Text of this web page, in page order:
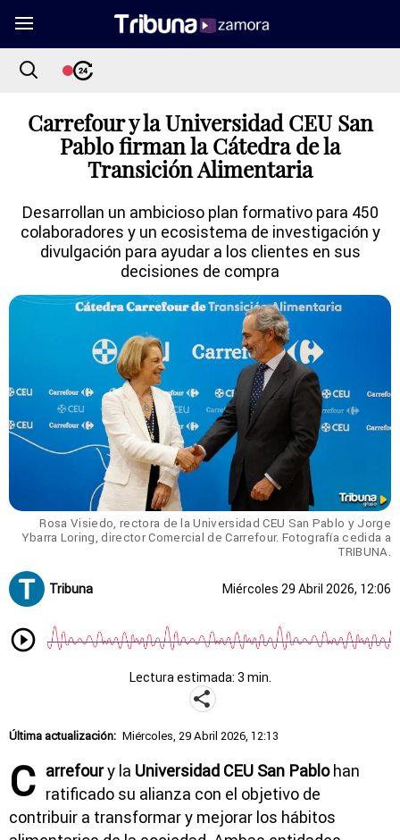
Carrefour y la Universidad CEU San
Pablo firman la Cátedra de la
Transición Alimentaria
Desarrollan un ambicioso plan formativo para 450
colaboradores y un ecosistema de investigación y
divulgación para ayudar a los clientes en sus
decisiones de compra
Rosa Visiedo, rectora de la Universidad CEU San Pablo y Jorge
Ybarra Loring, director Comercial de Carrefour. Fotografía cedida a
TRIBUNA.
Tribuna Miércoles 29 Abril 2026, 12:06
Lectura estimada: 3 min.
Última actualización: Miércoles, 29 Abril 2026, 12:13
C arrefoury la Universidad CEU San Pablohan
ratificado su alianza con el objetivo de
contribuir a transformar y mejorar los hábitos